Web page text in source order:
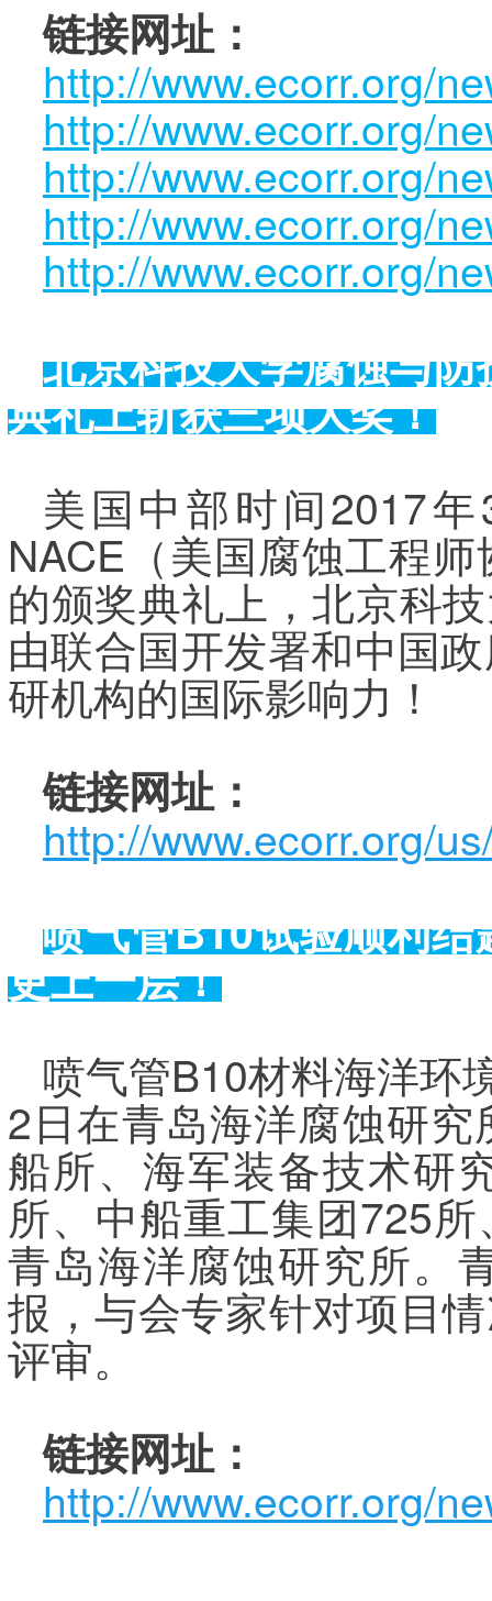
链接网址：
http://www.ecorr.org/
http://www.ecorr.org/
http://www.ecorr.org/
http://www.ecorr.org/
http://www.ecorr.org/
北京科技大学腐蚀与
典礼上斩获三项大奖！
美国中部时间2017
NACE（美国腐蚀工程
的颁奖典礼上，北京科
由联合国开发署和中国
研机构的国际影响力！
链接网址：
http://www.ecorr.org/
喷气管B10试验顺利结
更上一层！
喷气管B10材料海洋环
2日在青岛海洋腐蚀研
船所、海军装备技术研
所、中船重工集团725
青岛海洋腐蚀研究所。
报，与会专家针对项目
评审。
链接网址：
http://www.ecorr.org/